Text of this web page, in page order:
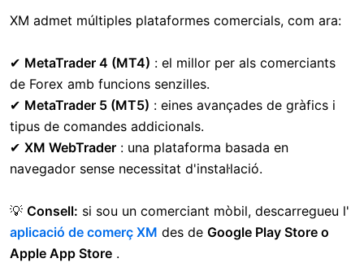
XM admet múltiples plataformes comercials, com ara:
✔ MetaTrader 4 (MT4) : el millor per als comerciants
de Forex amb funcions senzilles.
✔ MetaTrader 5 (MT5) : eines avançades de gràfics i
tipus de comandes addicionals.
✔ XM WebTrader : una plataforma basada en
navegador sense necessitat d'instal·lació.
💡 Consell: si sou un comerciant mòbil, descarregueu l'
aplicació de comerç XM des de Google Play Store o
Apple App Store .